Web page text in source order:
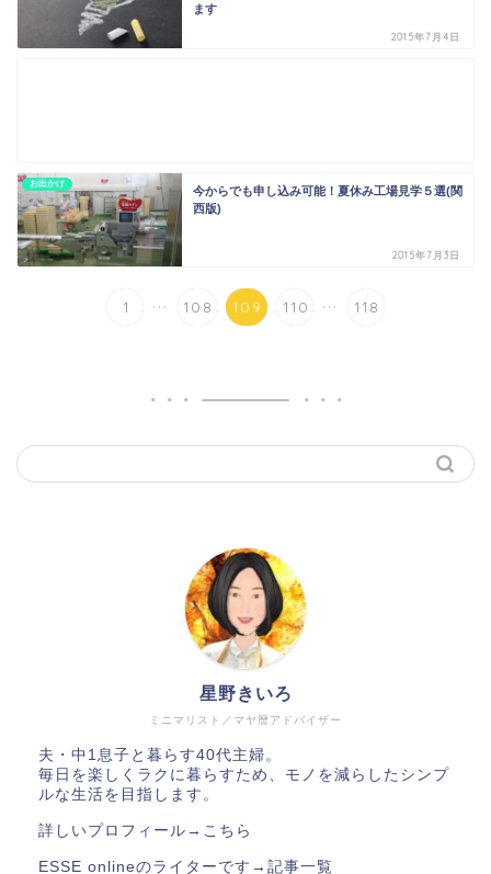
ます
2015年7月4日
お出かけ
今からでも申し込み可能！夏休み工場見学５選(関
西版)
2015年7月3日
1 ... 108 109 110 ... 118
ミニマリスト／マヤ暦アドバイザー
星野きいろ
夫・中1息子と暮らす40代主婦。
毎日を楽しくラクに暮らすため、モノを減らしたシンプ
ルな生活を目指します。
詳しいプロフィール→ こちら
ESSE onlineのライターです→ 記事一覧